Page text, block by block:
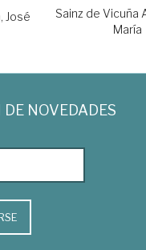
José
Sainz de Vicuña
María
NOVEDADES